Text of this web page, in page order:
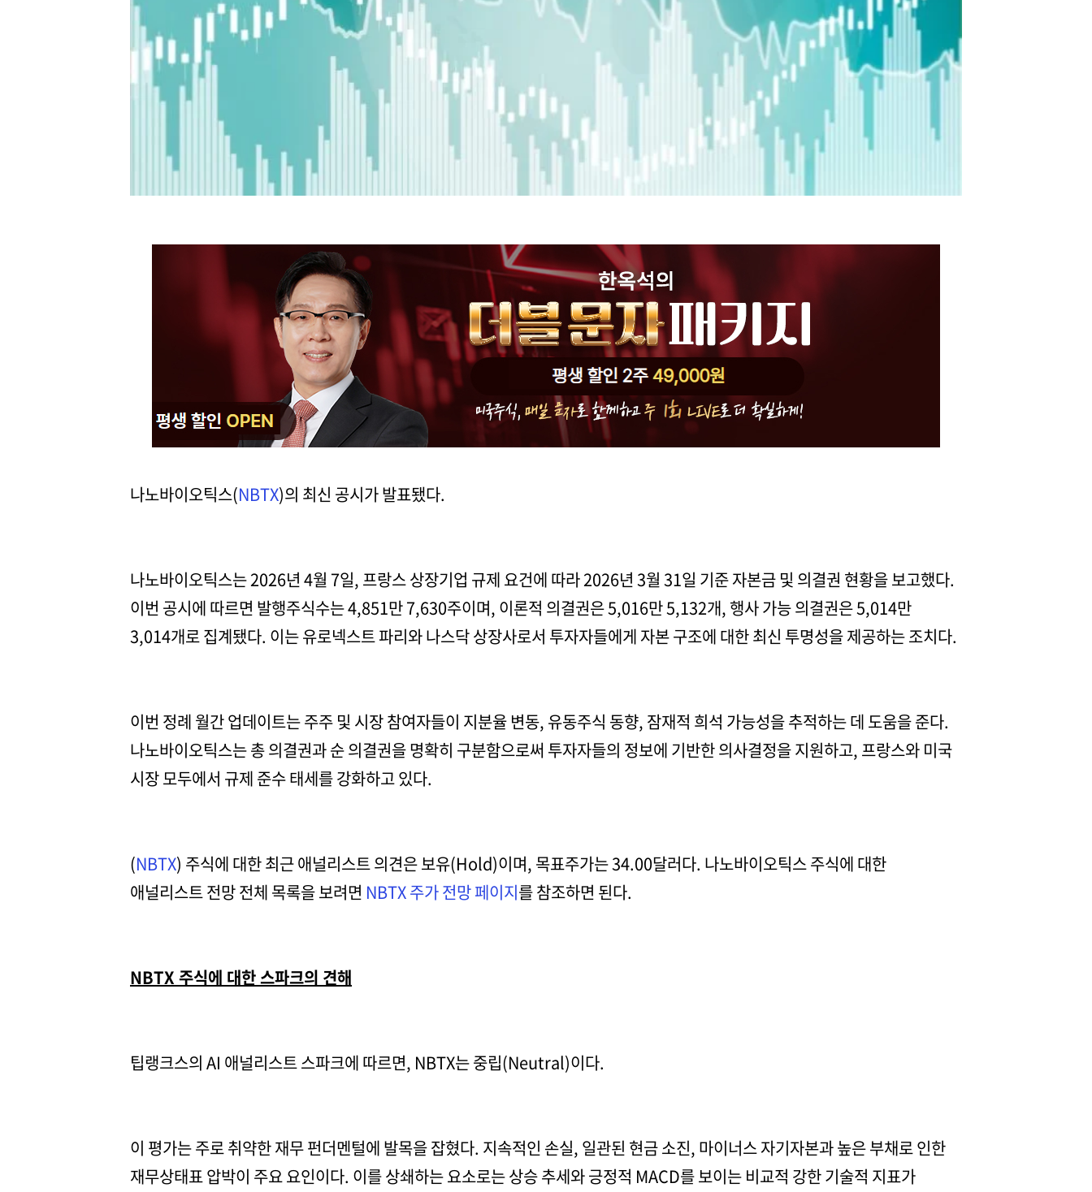
나노바이오틱스(NBTX)의 최신 공시가 발표됐다.
나노바이오틱스는 2026년 4월 7일, 프랑스 상장기업 규제 요건에 따라 2026년 3월 31일 기준 자본금 및 의결권 현황을 보고했다.
이번 공시에 따르면 발행주식수는 4,851만 7,630주이며, 이론적 의결권은 5,016만 5,132개, 행사 가능 의결권은 5,014만
3,014개로 집계됐다. 이는 유로넥스트 파리와 나스닥 상장사로서 투자자들에게 자본 구조에 대한 최신 투명성을 제공하는 조치다.
이번 정례 월간 업데이트는 주주 및 시장 참여자들이 지분율 변동, 유동주식 동향, 잠재적 희석 가능성을 추적하는 데 도움을 준다.
나노바이오틱스는 총 의결권과 순 의결권을 명확히 구분함으로써 투자자들의 정보에 기반한 의사결정을 지원하고, 프랑스와 미국
시장 모두에서 규제 준수 태세를 강화하고 있다.
(NBTX) 주식에 대한 최근 애널리스트 의견은 보유(Hold)이며, 목표주가는 34.00달러다. 나노바이오틱스 주식에 대한
애널리스트 전망 전체 목록을 보려면 NBTX 주가 전망 페이지를 참조하면 된다.
NBTX 주식에 대한 스파크의 견해
팁랭크스의 AI 애널리스트 스파크에 따르면, NBTX는 중립(Neutral)이다.
이 평가는 주로 취약한 재무 펀더멘털에 발목을 잡혔다. 지속적인 손실, 일관된 현금 소진, 마이너스 자기자본과 높은 부채로 인한
재무상태표 압박이 주요 요인이다. 이를 상쇄하는 요소로는 상승 추세와 긍정적 MACD를 보이는 비교적 강한 기술적 지표가